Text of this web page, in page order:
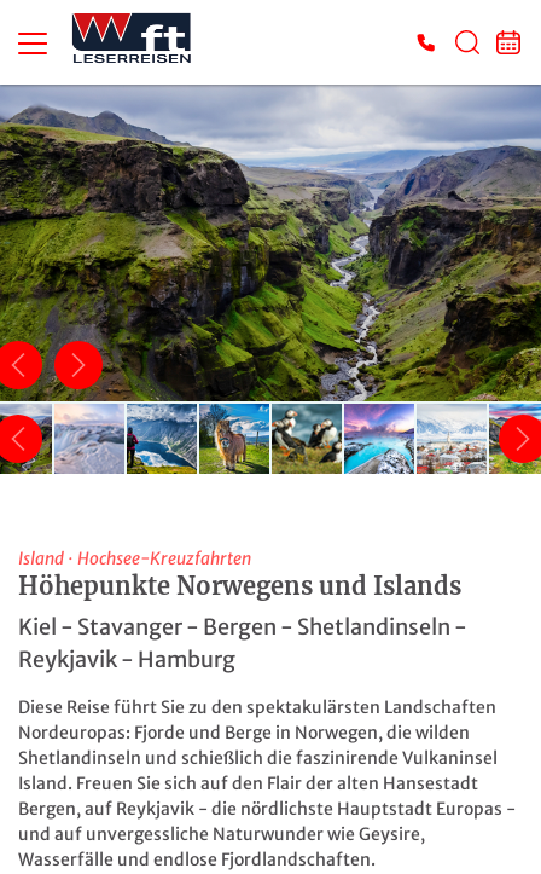
Es konnten keine gültigen Angebote gefunden werden. Bitte wenden Sie sich an
unser Service-Center.
Island · Hochsee-Kreuzfahrten
Höhepunkte Norwegens und Islands
Kiel - Stavanger - Bergen - Shetlandinseln -
Reykjavik - Hamburg
Diese Reise führt Sie zu den spektakulärsten Landschaften
Nordeuropas: Fjorde und Berge in Norwegen, die wilden
Shetlandinseln und schießlich die faszinirende Vulkaninsel
Island. Freuen Sie sich auf den Flair der alten Hansestadt
Bergen, auf Reykjavik - die nördlichste Hauptstadt Europas -
und auf unvergessliche Naturwunder wie Geysire,
Wasserfälle und endlose Fjordlandschaften.